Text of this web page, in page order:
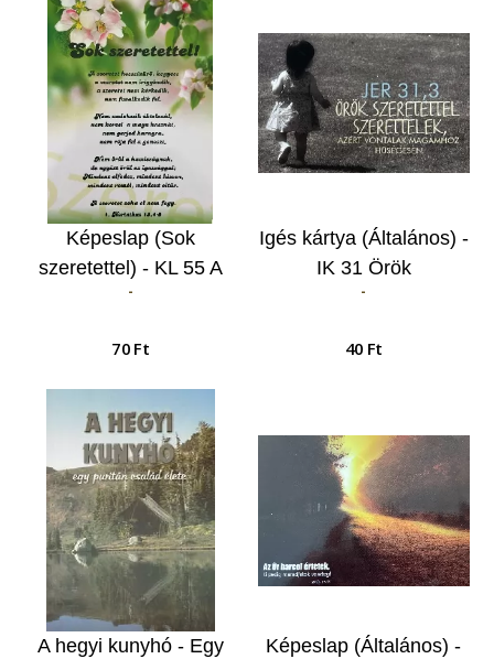
Képeslap (Sok
szeretettel) - KL 55 A
szeretet hosszútűrő,
-
70 Ft
Igés kártya (Általános) -
IK 31 Örök
szeretettel…
-
40 Ft
A hegyi kunyhó - Egy
Képeslap (Általános) -